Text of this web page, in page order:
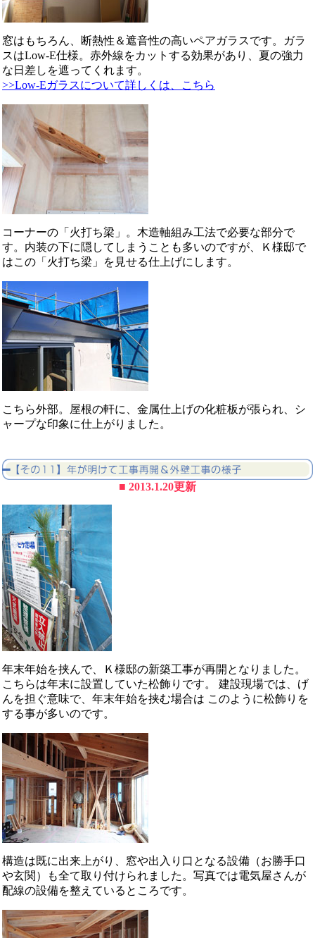
窓はもちろん、断熱性＆遮音性の高いペアガラスです。ガラ
スはLow-E仕様。赤外線をカットする効果があり、夏の強力
な日差しを遮ってくれます。
>>Low-Eガラスについて詳しくは、こちら
コーナーの「火打ち梁」。木造軸組み工法で必要な部分で
す。内装の下に隠してしまうことも多いのですが、Ｋ様邸で
はこの「火打ち梁」を見せる仕上げにします。
こちら外部。屋根の軒に、金属仕上げの化粧板が張られ、シ
ャープな印象に仕上がりました。
■ 2013.1.20更新
年末年始を挟んで、Ｋ様邸の新築工事が再開となりました。
こちらは年末に設置していた松飾りです。 建設現場では、げ
んを担ぐ意味で、年末年始を挟む場合は このように松飾りを
する事が多いのです。
構造は既に出来上がり、窓や出入り口となる設備（お勝手口
や玄関）も全て取り付けられました。写真では電気屋さんが
配線の設備を整えているところです。